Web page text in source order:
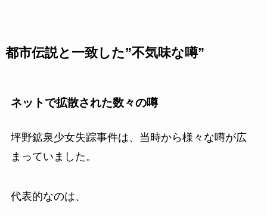
都市伝説と一致した”不気味な噂”
ネットで拡散された数々の噂
坪野鉱泉少女失踪事件は、当時から様々な噂が広
まっていました。
代表的なのは、